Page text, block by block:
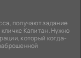
получают задание
Капитан. Нужно
который когда-